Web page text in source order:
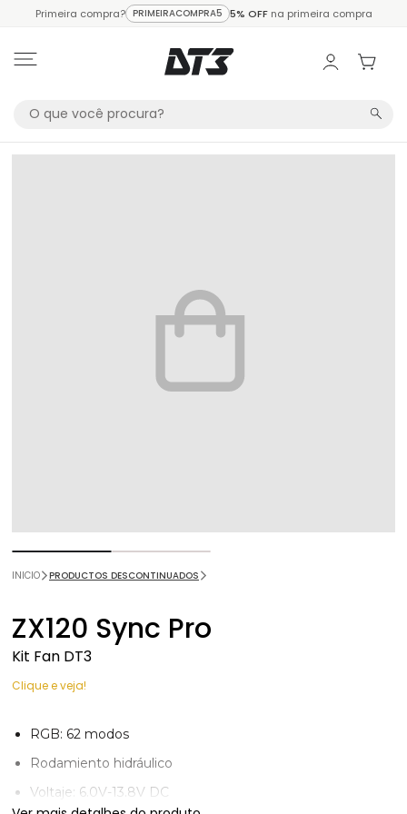
Primeira compra? PRIMEIRACOMPRA5 5% OFFna primeira compra
INICIO PRODUCTOS DESCONTINUADOS
ZX120 Sync Pro
Kit Fan DT3
Clique e veja!
RGB: 62 modos
Rodamiento hidráulico
Voltaje: 6.0V-13.8V DC